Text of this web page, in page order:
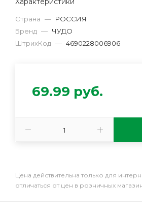
Страна — РОССИЯ
Бренд — ЧУДО
ШтрихКод — 4690228006906
69.99 руб.
Цена действительна только для
отличаться от цен в розничных